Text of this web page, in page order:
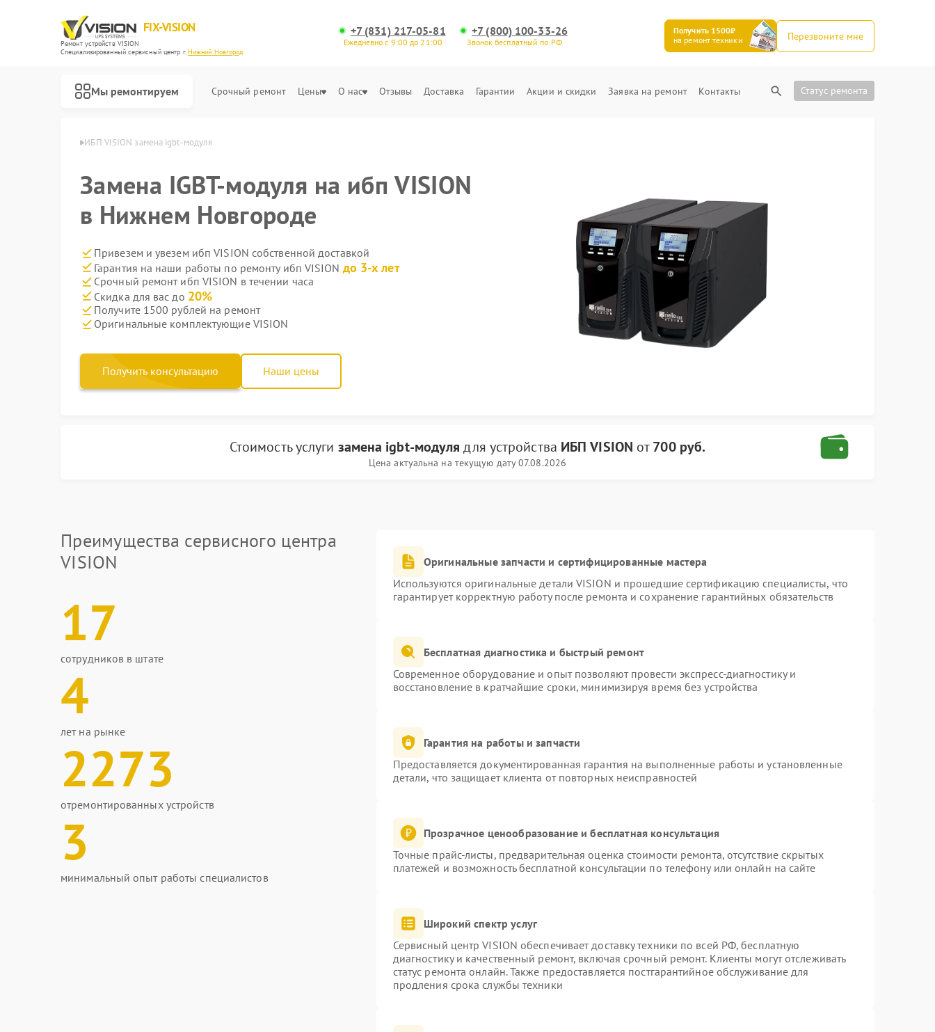
FIX-VISION
Ремонт устройств VISION
Специализированный cервисный центр г.Нижний Новгород
+7 (831) 217-05-81
Ежедневно с 9:00 до 21:00
+7 (800) 100-33-26
Звонок бесплатный по РФ
Получить 1500₽
на ремонт техники
Перезвоните мне
Мы ремонтируем Срочный ремонт Цены О нас Отзывы Доставка Гарантии Акции и скидки Заявка на ремонт Контакты Статус ремонта
Нижнем Новгороде ИБП VISION замена igbt-модуля
Замена IGBT-модуля на ибп VISION
в Нижнем Новгороде
Привезем и увезем ибп VISION собственной доставкой
Гарантия на наши работы по ремонту ибп VISION до 3-х лет
Срочный ремонт ибп VISION в течении часа
Скидка для вас до 20%
Получите 1500 рублей на ремонт
Оригинальные комплектующие VISION
Получить консультацию Наши цены
Стоимость услуги замена igbt-модуля для устройства ИБП VISION от700 руб.
Цена актуальна на текущую дату 07.08.2026
Преимущества сервисного центра
VISION
17
сотрудников в штате
4
лет на рынке
2273
отремонтированных устройств
3
минимальный опыт работы специалистов
Оригинальные запчасти и сертифицированные мастера
Используются оригинальные детали VISION и прошедшие сертификацию специалисты, что
гарантирует корректную работу после ремонта и сохранение гарантийных обязательств
Бесплатная диагностика и быстрый ремонт
Современное оборудование и опыт позволяют провести экспресс-диагностику и
восстановление в кратчайшие сроки, минимизируя время без устройства
Гарантия на работы и запчасти
Предоставляется документированная гарантия на выполненные работы и установленные
детали, что защищает клиента от повторных неисправностей
Прозрачное ценообразование и бесплатная консультация
Точные прайс-листы, предварительная оценка стоимости ремонта, отсутствие скрытых
платежей и возможность бесплатной консультации по телефону или онлайн на сайте
Широкий спектр услуг
Сервисный центр VISION обеспечивает доставку техники по всей РФ, бесплатную
диагностику и качественный ремонт, включая срочный ремонт. Клиенты могут отслеживать
статус ремонта онлайн. Также предоставляется постгарантийное обслуживание для
продления срока службы техники